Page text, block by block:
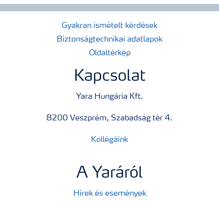
Gyakran ismételt kérdések
Biztonságtechnikai adatlapok
Oldaltérkép
Kapcsolat
Yara Hungária Kft.
8200 Veszprém, Szabadság tér 4.
Kollégáink
A Yaráról
Hírek és események